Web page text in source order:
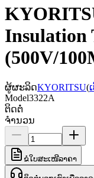
Insulation
(500V/
ຜູ້ຜະລິດKYORITSU(
Model3322A
ຕິດຕໍ່
ຈຳນວນ
ຂໍໃບສະເໜີລາຄາ